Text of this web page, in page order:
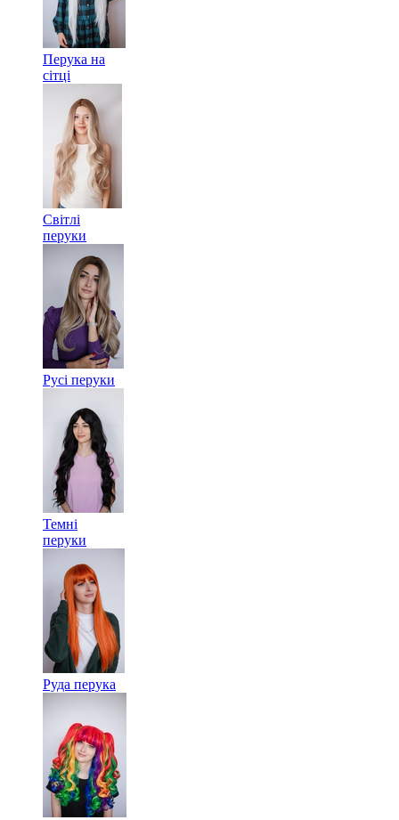
Перука на
сітці
Світлі
перуки
Русі перуки
Темні
перуки
Руда перука